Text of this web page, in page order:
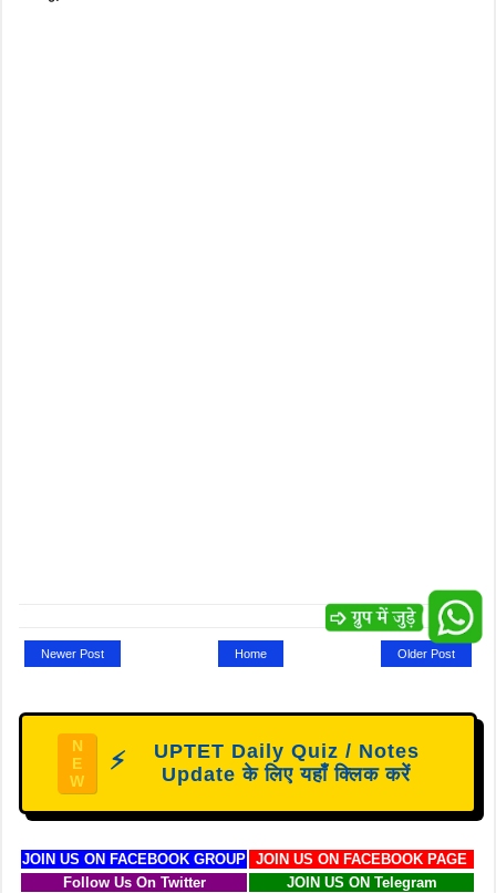
Newer Post Older Post
Home
N
E
W
⚡
UPTET Daily Quiz / Notes
Update के लिए यहाँ क्लिक करें
JOIN US ON FACEBOOK GROUP
JOIN US ON FACEBOOK PAGE
Follow Us On Twitter
JOIN US ON Telegram